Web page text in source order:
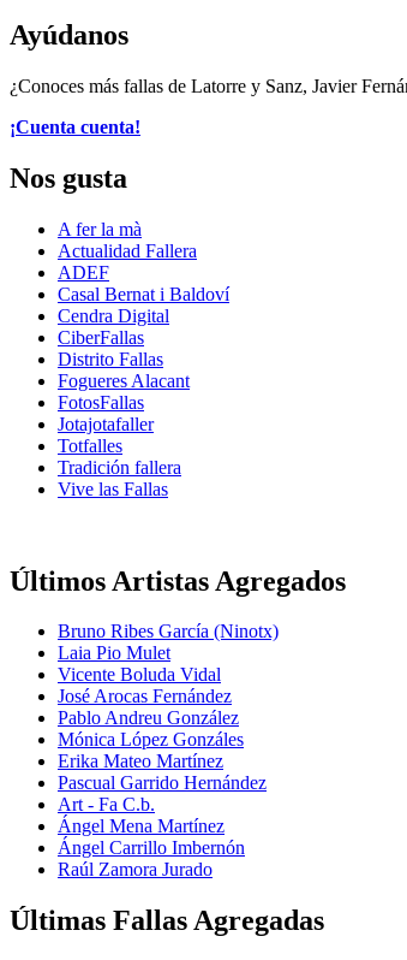
Ayúdanos
¿Conoces más fallas de Latorre y Sanz, Javier
¡Cuenta cuenta!
Nos gusta
A fer la mà
Actualidad Fallera
ADEF
Casal Bernat i Baldoví
Cendra Digital
CiberFallas
Distrito Fallas
Fogueres Alacant
FotosFallas
Jotajotafaller
Totfalles
Tradición fallera
Vive las Fallas
Últimos Artistas Agregados
Bruno Ribes García (Ninotx)
Laia Pio Mulet
Vicente Boluda Vidal
José Arocas Fernández
Pablo Andreu González
Mónica López Gonzáles
Erika Mateo Martínez
Pascual Garrido Hernández
Art - Fa C.b.
Ángel Mena Martínez
Ángel Carrillo Imbernón
Raúl Zamora Jurado
Últimas Fallas Agregadas